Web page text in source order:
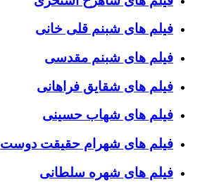
فیلم های شبنم قلی خانی
فیلم های شبنم مقدسی
فیلم های شقایق فراهانی
فیلم های شهاب حسینی
فیلم های شهرام حقیقت دوست
فیلم های شهره سلطانی